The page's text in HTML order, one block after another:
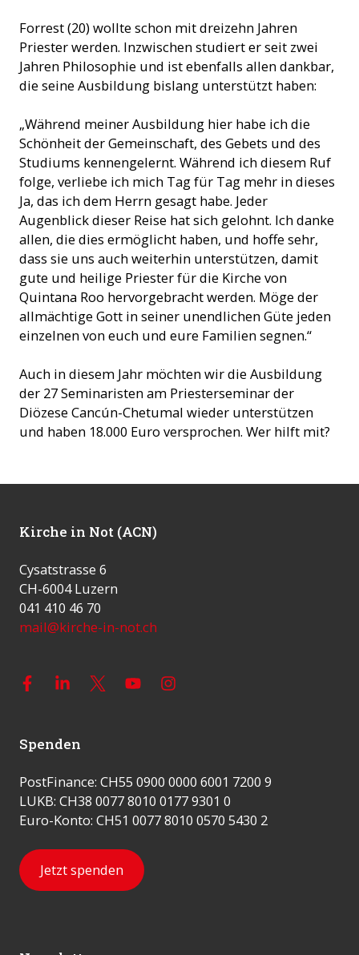
Forrest (20) wollte schon mit dreizehn Jahren
Priester werden. Inzwischen studiert er seit zwei
Jahren Philosophie und ist ebenfalls allen dankbar,
die seine Ausbildung bislang unterstützt haben:
„Während meiner Ausbildung hier habe ich die
Schönheit der Gemeinschaft, des Gebets und des
Studiums kennengelernt. Während ich diesem Ruf
folge, verliebe ich mich Tag für Tag mehr in dieses
Ja, das ich dem Herrn gesagt habe. Jeder
Augenblick dieser Reise hat sich gelohnt. Ich danke
allen, die dies ermöglicht haben, und hoffe sehr,
dass sie uns auch weiterhin unterstützen, damit
gute und heilige Priester für die Kirche von
Quintana Roo hervorgebracht werden. Möge der
allmächtige Gott in seiner unendlichen Güte jeden
einzelnen von euch und eure Familien segnen.“
Auch in diesem Jahr möchten wir die Ausbildung
der 27 Seminaristen am Priesterseminar der
Diözese Cancún-Chetumal wieder unterstützen
und haben 18.000 Euro versprochen. Wer hilft mit?
Kirche in Not (ACN)
Cysatstrasse 6
CH-6004 Luzern
041 410 46 70
mail@kirche-in-not.ch
Spenden
PostFinance: CH55 0900 0000 6001 7200 9
LUKB: CH38 0077 8010 0177 9301 0
Euro-Konto: CH51 0077 8010 0570 5430 2
Jetzt spenden